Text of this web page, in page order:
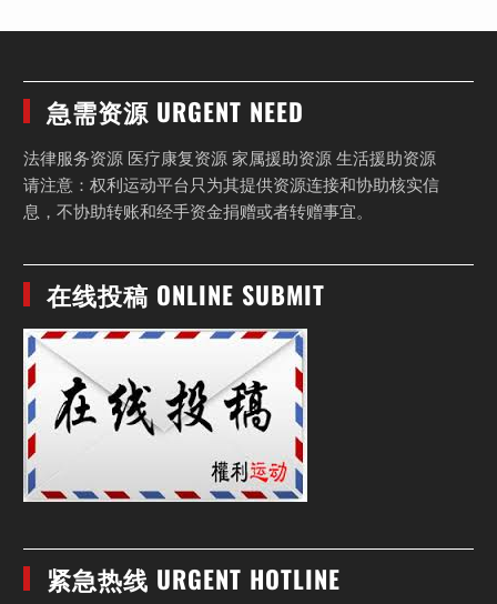
急需资源 URGENT NEED
法律服务资源 医疗康复资源 家属援助资源 生活援助资源
请注意：权利运动平台只为其提供资源连接和协助核实信
息，不协助转账和经手资金捐赠或者转赠事宜。
在线投稿 ONLINE SUBMIT
紧急热线 URGENT HOTLINE